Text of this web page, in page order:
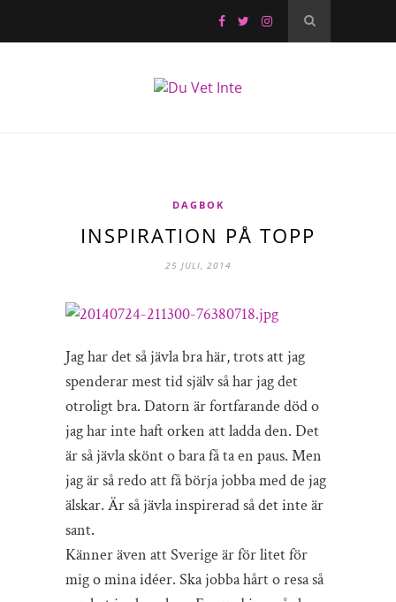
DAGBOK
INSPIRATION PÅ TOPP
25 JULI, 2014
Jag har det så jävla bra här, trots att jag
spenderar mest tid själv så har jag det
otroligt bra. Datorn är fortfarande död o
jag har inte haft orken att ladda den. Det
är så jävla skönt o bara få ta en paus. Men
jag är så redo att få börja jobba med de jag
älskar. Är så jävla inspirerad så det inte är
sant.
Känner även att Sverige är för litet för
mig o mina idéer. Ska jobba hårt o resa så